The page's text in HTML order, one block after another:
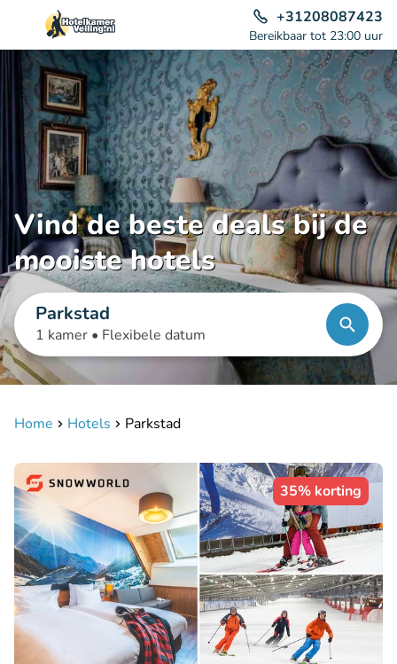
+31208087423
Bereikbaar tot 23:00 uur
Vind de beste deals bij de
mooiste hotels
Parkstad
1 kamer • Flexibele datum
Home Hotels Parkstad
35% korting